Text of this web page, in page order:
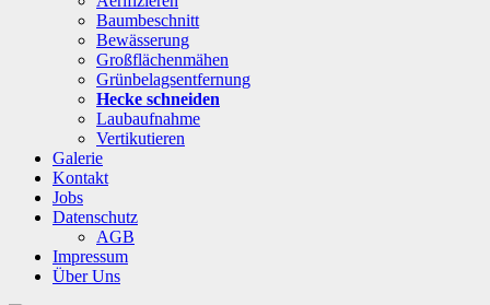
Baumbeschnitt
Bewässerung
Großflächenmähen
Grünbelagsentfernung
Hecke schneiden
Laubaufnahme
Vertikutieren
Galerie
Kontakt
Jobs
Datenschutz
AGB
Impressum
Über Uns